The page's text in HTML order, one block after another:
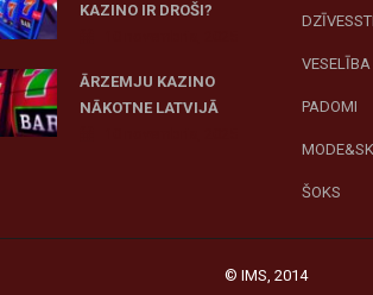
KAZINO IR DROŠI?
ĀRZEMJU KAZINO
NĀKOTNE LATVIJĀ
VESELĪBA
PADOMI
ŠOKS
© IMS, 2014